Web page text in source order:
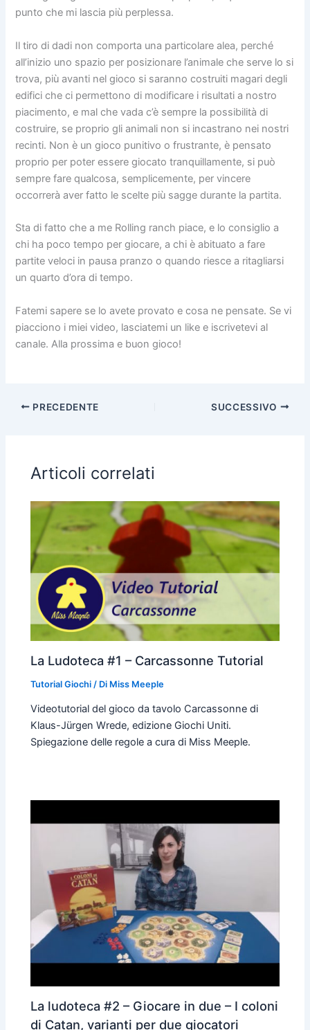
punto che mi lascia più perplessa.
Il tiro di dadi non comporta una particolare alea, perché
all’inizio uno spazio per posizionare l’animale che serve lo si
trova, più avanti nel gioco si saranno costruiti magari degli
edifici che ci permettono di modificare i risultati a nostro
piacimento, e mal che vada c’è sempre la possibilità di
costruire, se proprio gli animali non si incastrano nei nostri
recinti. Non è un gioco punitivo o frustrante, è pensato
proprio per poter essere giocato tranquillamente, si può
sempre fare qualcosa, semplicemente, per vincere
occorrerà aver fatto le scelte più sagge durante la partita.
Sta di fatto che a me Rolling ranch piace, e lo consiglio a
chi ha poco tempo per giocare, a chi è abituato a fare
partite veloci in pausa pranzo o quando riesce a ritagliarsi
un quarto d’ora di tempo.
Fatemi sapere se lo avete provato e cosa ne pensate. Se vi
piacciono i miei video, lasciatemi un like e iscrivetevi al
canale. Alla prossima e buon gioco!
PRECEDENTE SUCCESSIVO
Articoli correlati
La Ludoteca #1 – Carcassonne Tutorial
Tutorial Giochi / Di Miss Meeple
Videotutorial del gioco da tavolo Carcassonne di
Klaus-Jürgen Wrede, edizione Giochi Uniti.
Spiegazione delle regole a cura di Miss Meeple.
La ludoteca #2 – Giocare in due – I coloni
di Catan, varianti per due giocatori